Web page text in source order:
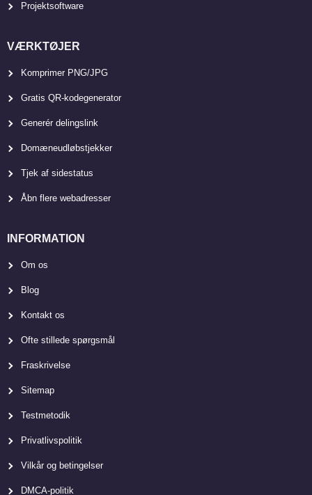
Projektsoftware
VÆRKTØJER
Komprimer PNG/JPG
Gratis QR-kodegenerator
Generér delingslink
Domæneudløbstjekker
Tjek af sidestatus
Åbn flere webadresser
INFORMATION
Om os
Blog
Kontakt os
Ofte stillede spørgsmål
Fraskrivelse
Sitemap
Testmetodik
Privatlivspolitik
Vilkår og betingelser
DMCA-politik